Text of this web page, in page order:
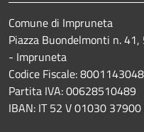
Comune di Impruneta
Piazza Buondelmonti n.
- Impruneta
Codice Fiscale:
Partita IVA: 00628510489
IBAN: IT 52 V 01030